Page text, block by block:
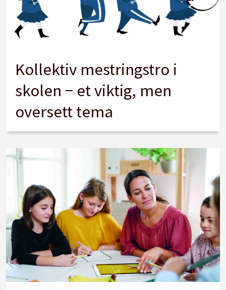
Kollektiv mestringstro i
skolen − et viktig, men
oversett tema